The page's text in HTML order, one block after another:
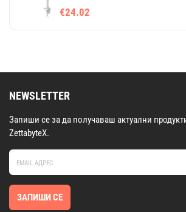
€24.02
NEWSLETTER
Запиши се за да получаваш актуални
ZettabyteX.
ЗАПИШИ СЕ